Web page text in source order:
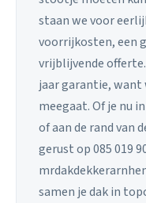
staan we voor
voorrijkosten, een
vrijblijvende
jaar garantie, want
meegaat. Of je nu
of aan de rand van
gerust op 085 019
samen je dak in